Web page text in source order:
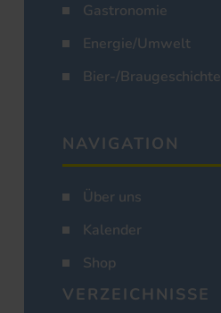
Gastronomie
Energie/Umwelt
Bier-/Braugeschichte
NAVIGATION
Über uns
Kalender
Shop
VERZEICHNISSE